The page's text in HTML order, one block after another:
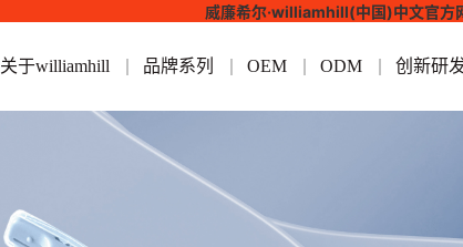
威廉希尔·williamhill(中国)中文官方
关于williamhill 品牌系列 OEM ODM 创新研